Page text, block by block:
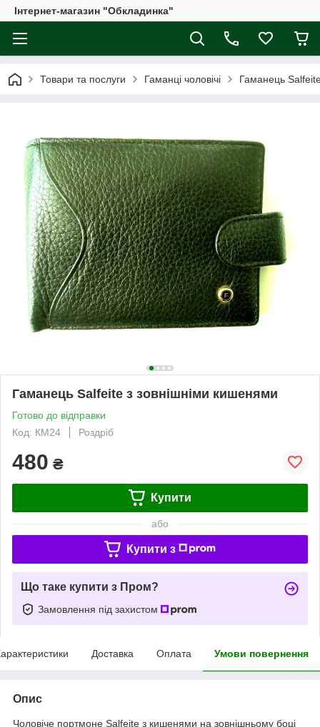
Інтернет-магазин "Обкладинка"
Товари та послуги Гаманці чоловічі Гаманець
Гаманець Salfeite з зовнішніми кишенями
Готово до відправки
Код: КМ24
Роздріб
480 ₴
Купити
або
Купити з
Що таке купити з Пром?
Замовлення під захистом
Доставка Оплата Умови повернення
Опис
Чоловіче портмоне Salfeite з кишенями на зовнішньому боці